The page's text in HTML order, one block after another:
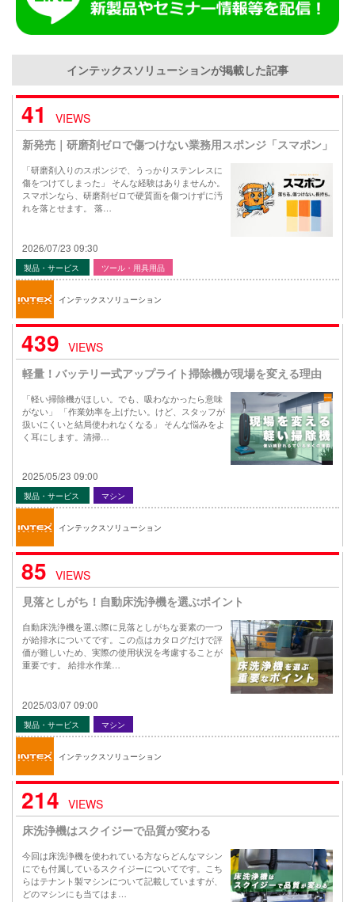
インテックスソリューションが掲載した記事
41
VIEWS
新発売｜研磨剤ゼロで傷つけない業務用スポンジ「スマポン」
「研磨剤入りのスポンジで、うっかりステンレスに
傷をつけてしまった」 そんな経験はありませんか。
スマポンなら、研磨剤ゼロで硬質面を傷つけずに汚
れを落とせます。 落…
2026/07/23 09:30
製品・サービス ツール・用具用品
インテックスソリューション
439 VIEWS
軽量！バッテリー式アップライト掃除機が現場を変える理由
「軽い掃除機がほしい。でも、吸わなかったら意味
がない」 「作業効率を上げたい。けど、スタッフが
扱いにくいと結局使われなくなる」 そんな悩みをよ
く耳にします。清掃…
2025/05/23 09:00
製品・サービス マシン
インテックスソリューション
85 VIEWS
見落としがち！自動床洗浄機を選ぶポイント
自動床洗浄機を選ぶ際に見落としがちな要素の一つ
が給排水についてです。この点はカタログだけで評
価が難しいため、実際の使用状況を考慮することが
重要です。 給排水作業…
2025/03/07 09:00
製品・サービス マシン
インテックスソリューション
214 VIEWS
床洗浄機はスクイジーで品質が変わる
今回は床洗浄機を使われている方ならどんなマシン
にでも付属しているスクイジーについてです。こち
らはテナント製マシンについて記載していますが、
どのマシンにも当てはま…